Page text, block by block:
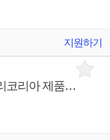
지원하기
[시슬리뷰티그룹] [ 롯데강남점/ 현대무역점 ] 시슬리코리아 제품디스플레이 매장판매사원